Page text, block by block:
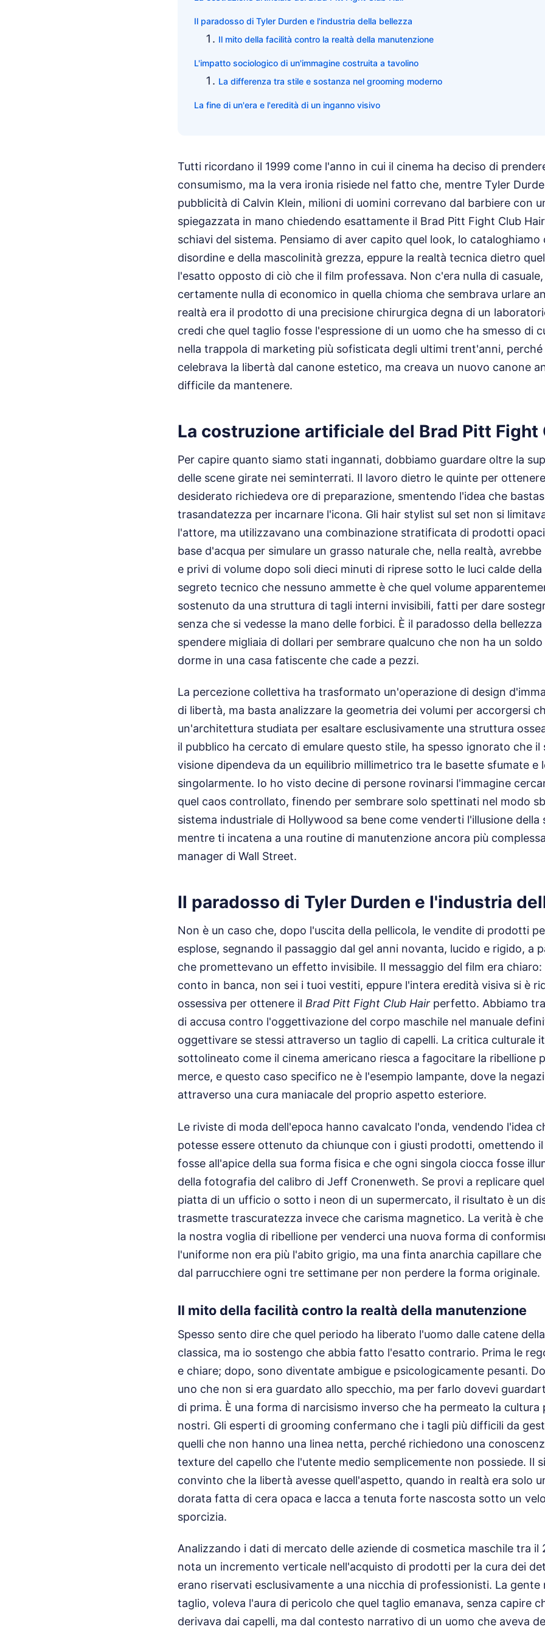
Il paradosso di Tyler Durden e l'industria della bellezza
Il mito della facilità contro la realtà della manutenzione
L'impatto sociologico di un'immagine costruita a tavolino
La differenza tra stile e sostanza nel grooming moderno
La fine di un'era e l'eredità di un inganno visivo
Tutti ricordano il 1999 come l'anno in cui il cinema ha deciso di
consumismo, ma la vera ironia risiede nel fatto che, mentre Tyler
pubblicità di Calvin Klein, milioni di uomini correvano dal barbiere con
spiegazzata in mano chiedendo esattamente il Brad Pitt Fight Club
schiavi del sistema. Pensiamo di aver capito quel look, lo
disordine e della mascolinità grezza, eppure la realtà tecnica dietro
l'esatto opposto di ciò che il film professava. Non c'era nulla di
certamente nulla di economico in quella chioma che sembrava urlare
realtà era il prodotto di una precisione chirurgica degna di un
credi che quel taglio fosse l'espressione di un uomo che ha smesso di
nella trappola di marketing più sofisticata degli ultimi trent'anni,
celebrava la libertà dal canone estetico, ma creava un nuovo canone
difficile da mantenere.
La costruzione artificiale del Brad Pitt Fight
Per capire quanto siamo stati ingannati, dobbiamo guardare oltre la
delle scene girate nei seminterrati. Il lavoro dietro le quinte per
desiderato richiedeva ore di preparazione, smentendo l'idea che
trasandatezza per incarnare l'icona. Gli hair stylist sul set non si
l'attore, ma utilizzavano una combinazione stratificata di prodotti
base d'acqua per simulare un grasso naturale che, nella realtà,
e privi di volume dopo soli dieci minuti di riprese sotto le luci calde
segreto tecnico che nessuno ammette è che quel volume
sostenuto da una struttura di tagli interni invisibili, fatti per dare
senza che si vedesse la mano delle forbici. È il paradosso della
spendere migliaia di dollari per sembrare qualcuno che non ha un
dorme in una casa fatiscente che cade a pezzi.
La percezione collettiva ha trasformato un'operazione di design
di libertà, ma basta analizzare la geometria dei volumi per accorgersi
un'architettura studiata per esaltare esclusivamente una struttura
il pubblico ha cercato di emulare questo stile, ha spesso ignorato che il
visione dipendeva da un equilibrio millimetrico tra le basette sfumate e
singolarmente. Io ho visto decine di persone rovinarsi l'immagine
quel caos controllato, finendo per sembrare solo spettinati nel modo
sistema industriale di Hollywood sa bene come venderti l'illusione della
mentre ti incatena a una routine di manutenzione ancora più
manager di Wall Street.
Il paradosso di Tyler Durden e l'industria
Non è un caso che, dopo l'uscita della pellicola, le vendite di prodotti
esplose, segnando il passaggio dal gel anni novanta, lucido e rigido, a
che promettevano un effetto invisibile. Il messaggio del film era
conto in banca, non sei i tuoi vestiti, eppure l'intera eredità visiva si è
ossessiva per ottenere il Brad Pitt Fight Club Hair perfetto. Abbiamo
di accusa contro l'oggettivazione del corpo maschile nel manuale
oggettivare se stessi attraverso un taglio di capelli. La critica culturale
sottolineato come il cinema americano riesca a fagocitare la ribellione
merce, e questo caso specifico ne è l'esempio lampante, dove la
attraverso una cura maniacale del proprio aspetto esteriore.
Le riviste di moda dell'epoca hanno cavalcato l'onda, vendendo l'idea
potesse essere ottenuto da chiunque con i giusti prodotti, omettendo
fosse all'apice della sua forma fisica e che ogni singola ciocca fosse
della fotografia del calibro di Jeff Cronenweth. Se provi a replicare
piatta di un ufficio o sotto i neon di un supermercato, il risultato è un
trasmette trascuratezza invece che carisma magnetico. La verità è
la nostra voglia di ribellione per venderci una nuova forma di
l'uniforme non era più l'abito grigio, ma una finta anarchia capillare
dal parrucchiere ogni tre settimane per non perdere la forma originale.
Il mito della facilità contro la realtà della manutenzione
Spesso sento dire che quel periodo ha liberato l'uomo dalle catene
classica, ma io sostengo che abbia fatto l'esatto contrario. Prima le
e chiare; dopo, sono diventate ambigue e psicologicamente pesanti.
uno che non si era guardato allo specchio, ma per farlo dovevi
di prima. È una forma di narcisismo inverso che ha permeato la
nostri. Gli esperti di grooming confermano che i tagli più difficili da
quelli che non hanno una linea netta, perché richiedono una
texture del capello che l'utente medio semplicemente non possiede. Il
convinto che la libertà avesse quell'aspetto, quando in realtà era solo
dorata fatta di cera opaca e lacca a tenuta forte nascosta sotto un
sporcizia.
Analizzando i dati di mercato delle aziende di cosmetica maschile tra il
nota un incremento verticale nell'acquisto di prodotti per la cura dei
erano riservati esclusivamente a una nicchia di professionisti. La gente
taglio, voleva l'aura di pericolo che quel taglio emanava, senza capire
derivava dai capelli, ma dal contesto narrativo di un uomo che aveva